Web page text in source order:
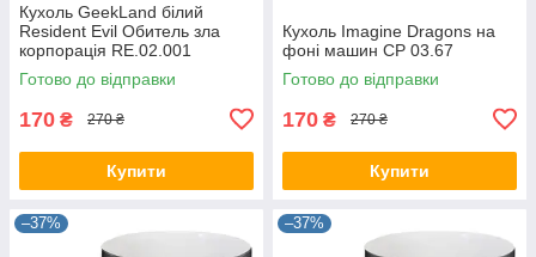
Кухоль GeekLand білий
Resident Evil Обитель зла
корпорація RE.02.001
Готово до відправки
170 ₴ 270 ₴
Купити
Кухоль Imagine Dragons на
фоні машин CP 03.67
Готово до відправки
170 ₴ 270 ₴
Купити
–37% –37%